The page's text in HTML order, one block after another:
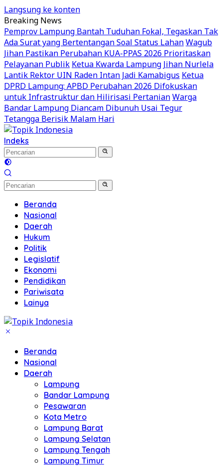
Langsung ke konten
Breaking News
Pemprov Lampung Bantah Tuduhan Fokal, Tegaskan Tak
Ada Surat yang Bertentangan Soal Status LahanWagub
Jihan Pastikan Perubahan KUA-PPAS 2026 Prioritaskan
Pelayanan Publik Ketua Kwarda Lampung Jihan Nurlela
Lantik Rektor UIN Raden Intan Jadi Kamabigus Ketua
DPRD Lampung: APBD Perubahan 2026 Difokuskan
untuk Infrastruktur dan Hilirisasi PertanianWarga
Bandar Lampung Diancam Dibunuh Usai Tegur
Tetangga Berisik Malam Hari
Indeks
Beranda
Nasional
Daerah
Hukum
Politik
Legislatif
Ekonomi
Pendidikan
Pariwisata
Lainya
Beranda
Nasional
Daerah
Lampung
Bandar Lampung
Pesawaran
Kota Metro
Lampung Barat
Lampung Selatan
Lampung Tengah
Lampung Timur